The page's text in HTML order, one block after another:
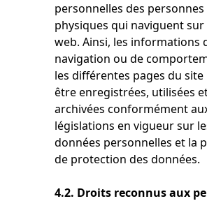
personnelles des personnes
physiques qui naviguent
web. Ainsi, les informations
navigation ou de
les différentes pages du
être enregistrées, utilisées
archivées conformément
législations en vigueur sur
données personnelles et la
de protection des données.
4.2. Droits reconnus aux